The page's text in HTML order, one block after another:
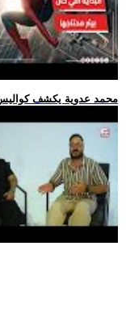
.. محمد عدوية يكشف